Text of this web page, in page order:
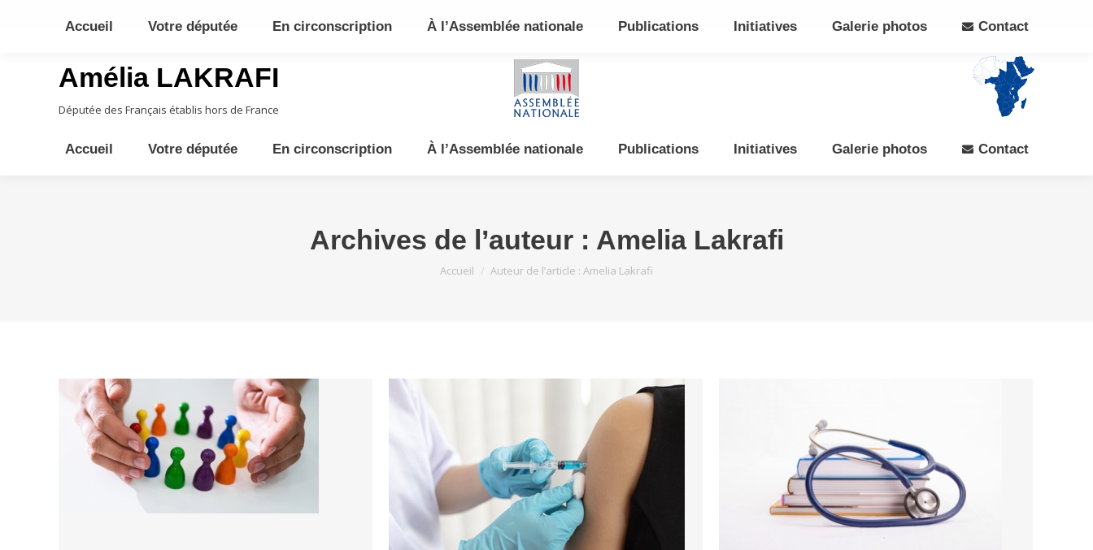
Facebook
opens
in
new
X
opens
in
new
Amélia LAKRAFI
Députée des Français établis hors de France
Accueil Votre députée En circonscription À l’Assemblée nationale Publications Initiatives Galerie photos Contact
Archives de l’auteur : Amelia Lakrafi
Vous êtes ici :
Accueil Auteur de l’article : Amelia Lakrafi
Accueil Votre députée En circonscription À l’Assemblée nationale Publications Initiatives Galerie photos Contact